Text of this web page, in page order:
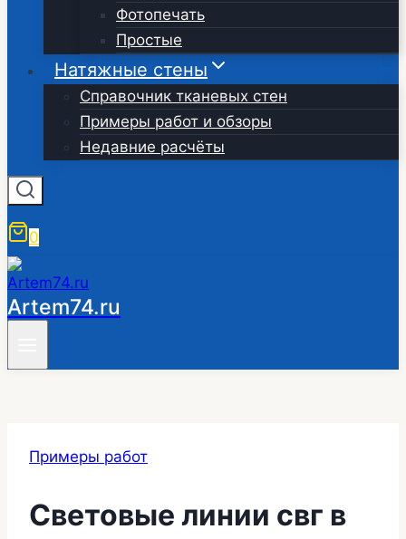
Фотопечать
Простые
Натяжные стены
Справочник тканевых стен
Примеры работ и обзоры
Недавние расчёты
0
Artem74.ru
Примеры работ
Световые линии свг в